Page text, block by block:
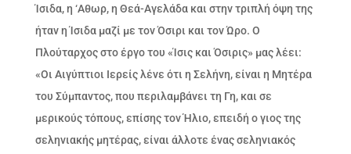
Ίσιδα, η ‘Aθωρ, η Θεά-Αγελάδα και στην τριπλή όψη της
ήταν η Ίσιδα μαζί με τον Όσιρι και τον Ώρο. Ο
Πλούταρχος στο έργο του «Ίσις και Όσιρις» μας λέει:
«Οι Αιγύπτιοι Ιερείς λένε ότι η Σελήνη, είναι η Μητέρα
του Σύμπαντος, που περιλαμβάνει τη Γη, και σε
μερικούς τόπους, επίσης τον Ήλιο, επειδή ο γιος της
σεληνιακής μητέρας, είναι άλλοτε ένας σεληνιακός